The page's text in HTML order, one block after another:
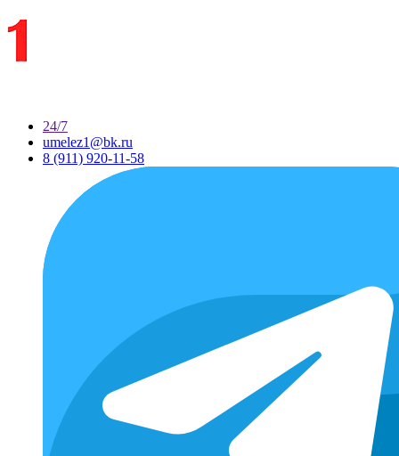
24/7
umelez1@bk.ru
8 (911) 920-11-58